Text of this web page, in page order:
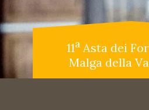
11aAsta dei
Malga della